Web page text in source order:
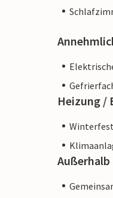
Heizung /
Winterfest
Außerhalb